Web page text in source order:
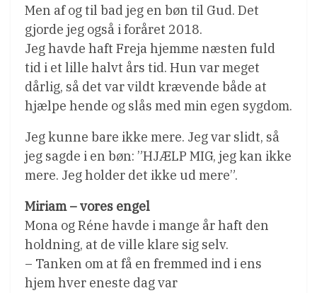
Men af og til bad jeg en bøn til Gud. Det
gjorde jeg også i foråret 2018.
Jeg havde haft Freja hjemme næsten fuld
tid i et lille halvt års tid. Hun var meget
dårlig, så det var vildt krævende både at
hjælpe hende og slås med min egen sygdom.
Jeg kunne bare ikke mere. Jeg var slidt, så
jeg sagde i en bøn: ”HJÆLP MIG, jeg kan ikke
mere. Jeg holder det ikke ud mere”.
Miriam – vores engel
Mona og Réne havde i mange år haft den
holdning, at de ville klare sig selv.
– Tanken om at få en fremmed ind i ens
hjem hver eneste dag var